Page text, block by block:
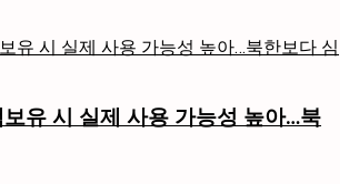
유 시 실제 사용 가능성 높아…북